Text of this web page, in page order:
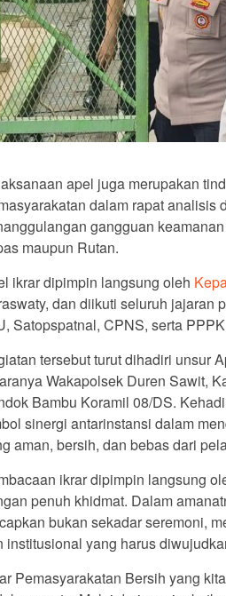
apel juga merupakan
dalam rapat analisis
gangguan
maupun Rutan.
ikrar dipimpin langsung oleh
dan diikuti seluruh jajaran
Satopspatnal, CPNS, serta
tersebut turut dihadiri unsur
Wakapolsek Duren Sawit,
Bambu Koramil 08/DS.
sinergi antarinstansi dalam
aman, bersih, dan bebas dari
ikrar dipimpin langsung
penuh khidmat. Dalam
bukan sekadar seremoni,
institusional yang harus
Pemasyarakatan Bersih yang